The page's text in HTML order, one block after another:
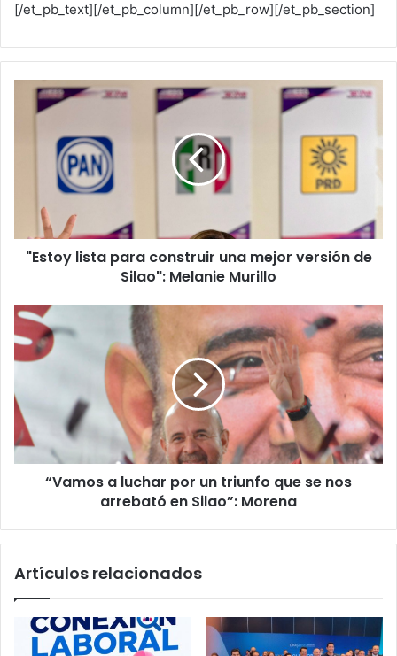
[/et_pb_text][/et_pb_column][/et_pb_row][/et_pb_section]
s
a
r
a
n
t
r
u
a
"Estoy lista para construir una mejor versión de
Silao": Melanie Murillo
“
V
s
l
u
o
“Vamos a luchar por un triunfo que se nos
arrebató en Silao”: Morena
Artículos relacionados